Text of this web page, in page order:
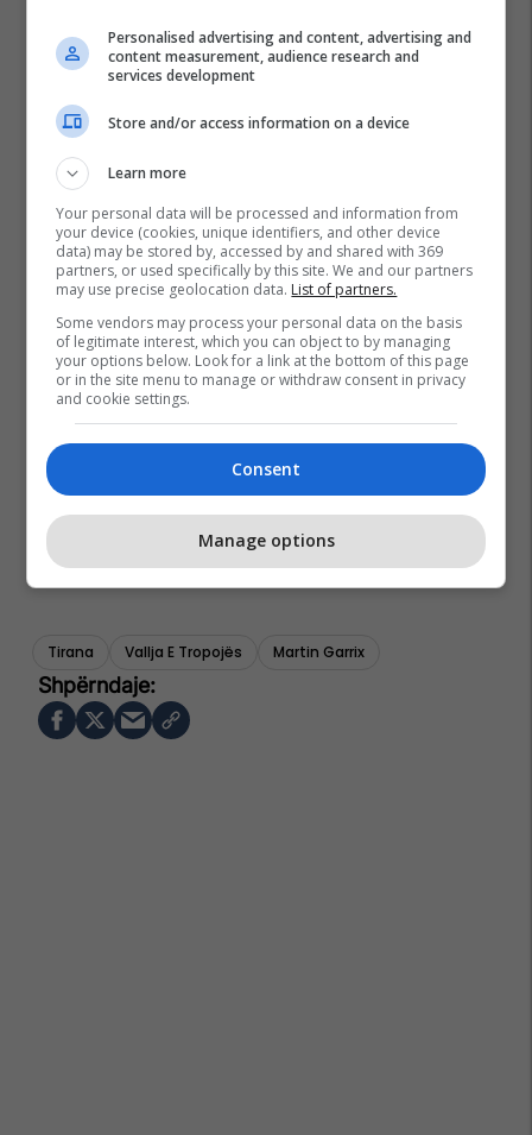
Tirana Vallja E Tropojës Martin Garrix
Personalised advertising and content, advertising and
content measurement, audience research and
services development
Store and/or access information on a device
Learn more
Your personal data will be processed and information from
your device (cookies, unique identifiers, and other device
data) may be stored by, accessed by and shared with 369
partners, or used specifically by this site. We and our partners
may use precise geolocation data. List of partners.
Some vendors may process your personal data on the basis
of legitimate interest, which you can object to by managing
your options below. Look for a link at the bottom of this page
or in the site menu to manage or withdraw consent in privacy
and cookie settings.
Consent
Manage options